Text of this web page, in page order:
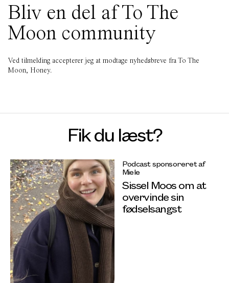
Bliv en del af To The
Moon community
Ved tilmelding accepterer jeg at modtage nyhedsbreve fra To The
Moon, Honey.
Fik du læst?
Podcast sponsoreret af
Miele
Sissel Moos om at
overvinde sin
fødselsangst